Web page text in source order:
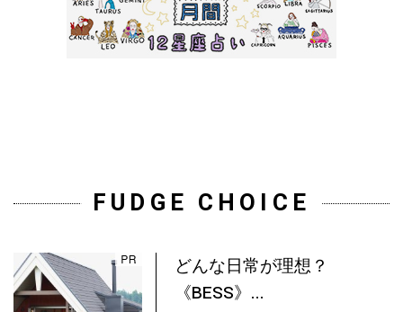
FUDGE CHOICE
どんな日常が理想？
《BESS》...